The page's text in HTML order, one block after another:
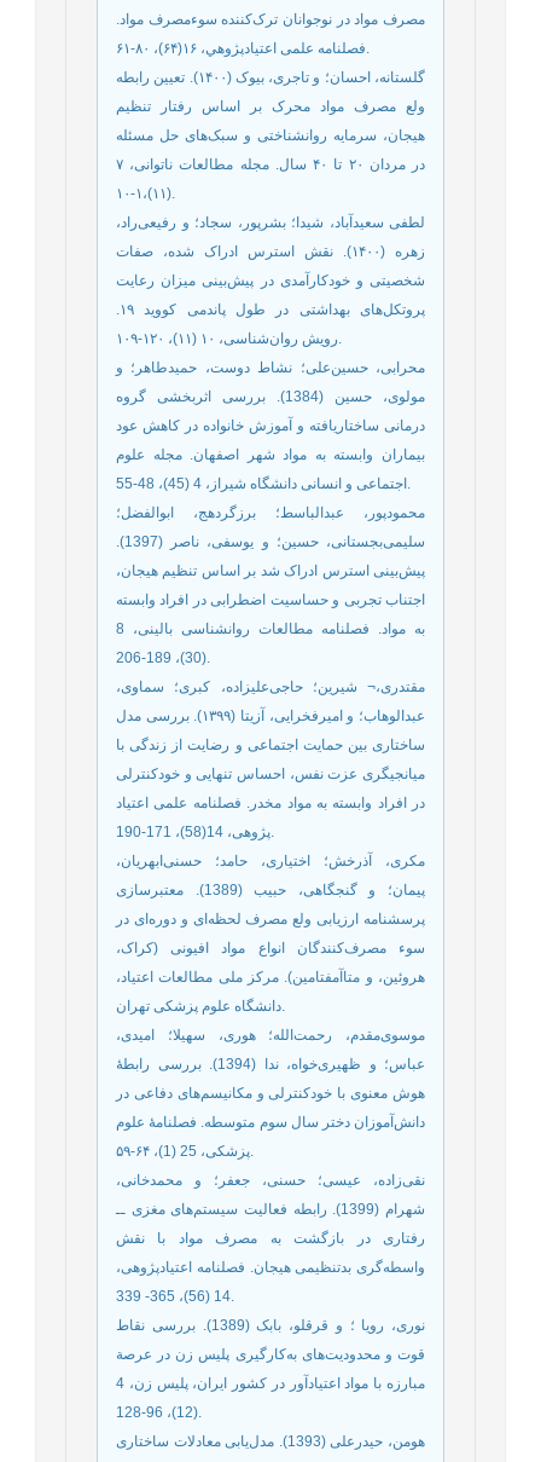
مصرف مواد در نوجوانان ترک‌کننده سوءمصرف مواد.
فصلنامه علمی اعتيادپژوهي، ۱۶(۶۴)، ۸۰-۶۱.
گلستانه، احسان؛ و تاجری، بیوک (۱۴۰۰). تعیین رابطه
ولع مصرف مواد محرک بر اساس رفتار تنظیم
هیجان، سرمایه روانشناختی و سبک‌های حل مسئله
در مردان ۲۰ تا ۴۰ سال. مجله مطالعات ناتوانی، ۷
(۱۱)،۱-۱۰.
لطفی سعیدآباد، شیدا؛ بشرپور، سجاد؛ و رفیعی‌راد،
‌زهره (۱۴۰۰). نقش استرس ادراک شده، صفات
شخصیتی و خودکارآمدی در پیش‌بینی میزان رعایت
پروتکل‌های بهداشتی در طول پاندمی کووید ۱۹.
رویش روان‌شناسی، ۱۰ (۱۱)، ۱۲۰-۱۰۹.
محرابی، حسین‌علی؛ نشاط دوست، حمیدطاهر؛ و
مولوی، حسین (1384). بررسی اثربخشی گروه
درمانی ساختاریافته و آموزش خانواده در کاهش عود
بیماران وابسته به مواد شهر اصفهان. مجله علوم
اجتماعی و انسانی دانشگاه شیراز، 4 (45)، 48-55.
محمودپور، عبدالباسط؛ برزگردهج، ابوالفضل؛
سلیمی‌بجستانی، حسین؛ و یوسفی، ناصر (1397).
پیش‌بینی استرس ادراک شد بر اساس تنظیم هیجان،
اجتناب تجربی و حساسیت اضطرابی در افراد وابسته
به مواد. فصلنامه مطالعات روانشناسی بالینی، 8
(30)، 189-206.
مقتدری،¬ شیرین؛ حاجی‌علیزاده، کبری؛ سماوی،
عبدالوهاب؛ و امیرفخرایی، آزیتا (۱۳۹۹). بررسی مدل
ساختاری بین حمایت اجتماعی و رضایت از زندگی با
میانجیگری عزت نفس، احساس تنهایی و خودکنترلی
در افراد وابسته به مواد مخدر. فصلنامه علمی اعتیاد
پژوهی، 14(58)، 171-190.
مکری، آذرخش؛ اختیاری، حامد؛ حسنی‌ابهریان،
پیمان؛ و گنجگاهی، حبیب (1389). معتبرسازی
پرسشنامه ارزیابی ولع مصرف لحظه‌ای و دوره‌ای در
سوء مصرف‌کنندگان انواع مواد افیونی (کراک،
هروئین، و متا‌آمفتامین). مرکز ملی مطالعات اعتیاد،
دانشگاه علوم پزشکی تهران.
موسوی‌مقدم، رحمت‌الله؛ هوری، سهیلا؛ امیدی،
عباس؛ و ظهیری‌خواه، ندا (1394). بررسی رابطۀ
هوش معنوی با خودکنترلی و مکانیسم‌های دفاعی در
دانش‌آموزان دختر سال سوم متوسطه. فصلنامۀ علوم
پزشکی، 25 (1)، ۶۴-۵۹.
نقی‌زاده، عیسی؛ حسنی، جعفر؛ و محمدخانی،
شهرام (1399). رابطه فعالیت سیستم‌های مغزی ــ
رفتاری در بازگشت به مصرف مواد با نقش
واسطه‌گری بدتنظیمی هیجان. فصلنامه اعتیادپژوهی،
14 (56)، 365- 339.
نوری، رویا ؛ و قرقلو، بابک (1389). بررسی نقاط
قوت و محدودیت‌های به‌کارگیری پلیس زن در عرصة
مبارزه با مواد اعتیادآور در کشور ایران، پلیس زن، 4
(12)، 96-128.
هومن، حیدرعلی (1393). مدل‌یابی معادلات ساختاری